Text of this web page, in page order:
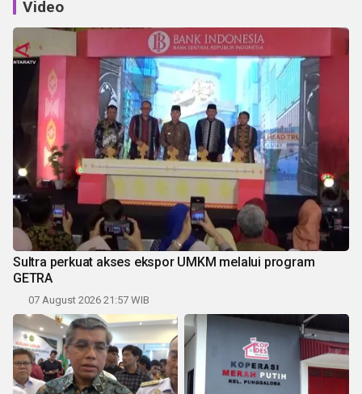
Video
Sultra perkuat akses ekspor UMKM melalui program
GETRA
07 August 2026 21:57 WIB